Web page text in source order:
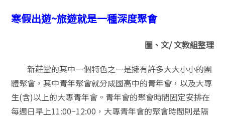
寒假出遊~旅遊就是一種深度聚會
圖、文/ 文教組整理
新莊堂的其中一個特色之一是擁有許多大大小小的團
體聚會，其中青年聚會就分成國高中的青年會，以及大專
生(含)以上的大專青年會。青年會的聚會時間固定安排在
每週日早上11:00~12:00，大專青年會的聚會時間則是隔